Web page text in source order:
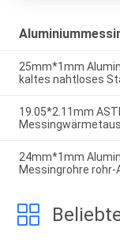
25mm*1mm
kaltes nahtloses
19.05*2.11mm
24mm*1mm
Messingrohre rohr-